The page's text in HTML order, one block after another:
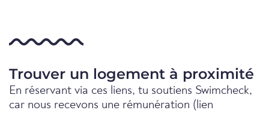
Trouver un logement à proximité
En réservant via ces liens, tu soutiens Swimcheck,
car nous recevons une rémunération (lien